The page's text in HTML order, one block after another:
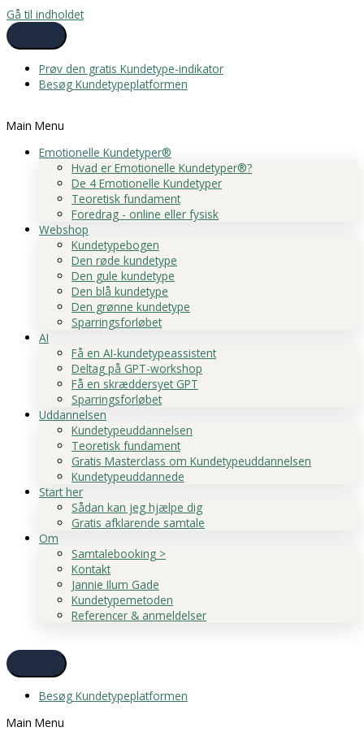
Gå til indholdet
Prøv den gratis Kundetype-indikator
Besøg Kundetypeplatformen
Main Menu
Emotionelle Kundetyper®
Hvad er Emotionelle Kundetyper®?
De 4 Emotionelle Kundetyper
Teoretisk fundament
Foredrag - online eller fysisk
Webshop
Kundetypebogen
Den røde kundetype
Den gule kundetype
Den blå kundetype
Den grønne kundetype
Sparringsforløbet
AI
Få en AI-kundetypeassistent
Deltag på GPT-workshop
Få en skræddersyet GPT
Sparringsforløbet
Uddannelsen
Kundetypeuddannelsen
Teoretisk fundament
Gratis Masterclass om Kundetypeuddannelsen
Kundetypeuddannede
Start her
Sådan kan jeg hjælpe dig
Gratis afklarende samtale
Om
Samtalebooking >
Kontakt
Jannie Ilum Gade
Kundetypemetoden
Referencer & anmeldelser
Besøg Kundetypeplatformen
Main Menu